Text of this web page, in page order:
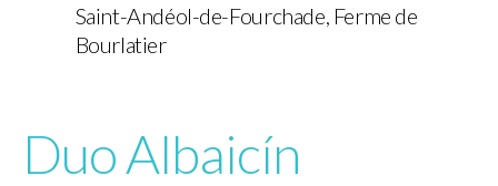
Saint-Andéol-de-Fourchade, Ferme de
Bourlatier
Duo Albaicín